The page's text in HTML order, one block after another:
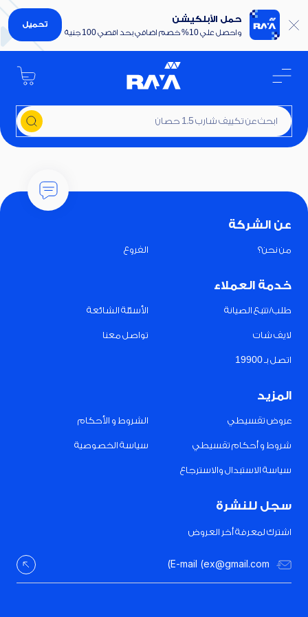
حمل الأبلكيشن
واحصل علي 10% خصم اضافي بحد اقصي 100 جنية
تحميل
ابحث عن تكييف شارب 1.5 حصان
عن الشركة
من نحن؟ الفروع
خدمة العملاء
طلب/تتبع الصيانة الأسئلة الشائعة
لايف شات تواصل معنا
اتصل بـ 19900
المزيد
عروض تقسيطي الشروط و الأحكام
شروط و أحكام تقسيطي سياسة الخصوصية
سياسة الاستبدال والاسترجاع
سجل للنشرة
اشترك لمعرفة أخر العروض